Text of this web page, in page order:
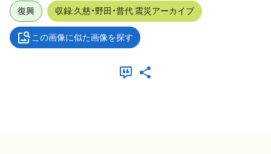
復興 収録:久慈・野田・普代 震災アーカイブ
この画像に似た画像を探す